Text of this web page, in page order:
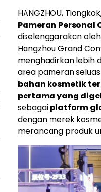
HANGZHOU,
Pameran Personal
diselenggarakan
Hangzhou Grand
menghadirkan lebih
area pameran
bahan kosmetik
pertama yang
sebagai platform
dengan merek
merancang produk